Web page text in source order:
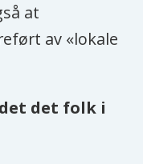
at
av «lokale
det folk i